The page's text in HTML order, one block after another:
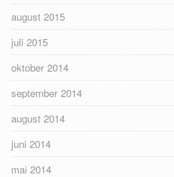
august 2015
juli 2015
oktober 2014
september 2014
august 2014
juni 2014
mai 2014